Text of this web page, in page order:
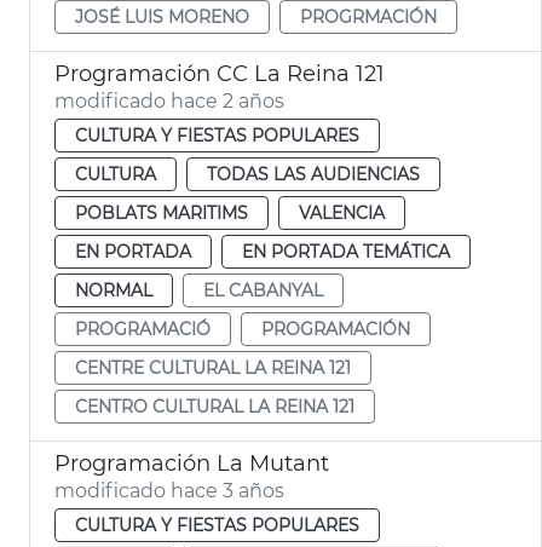
JOSÉ LUIS MORENO
PROGRMACIÓN
Programación CC La Reina 121
modificado hace 2 años
CULTURA Y FIESTAS POPULARES
CULTURA
TODAS LAS AUDIENCIAS
POBLATS MARITIMS
VALENCIA
EN PORTADA
EN PORTADA TEMÁTICA
NORMAL
EL CABANYAL
PROGRAMACIÓ
PROGRAMACIÓN
CENTRE CULTURAL LA REINA 121
CENTRO CULTURAL LA REINA 121
Programación La Mutant
modificado hace 3 años
CULTURA Y FIESTAS POPULARES